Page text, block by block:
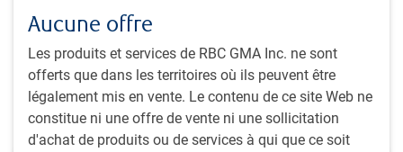
Aucune offre
Les produits et services de RBC GMA Inc. ne sont
offerts que dans les territoires où ils peuvent être
légalement mis en vente. Le contenu de ce site Web ne
constitue ni une offre de vente ni une sollicitation
d'achat de produits ou de services à qui que ce soit
M. Willock a travaillé à RBC Marchés des Capitaux en se
concentrant sur la recherche sur actions. Il a amorcé sa
carrière dans le secteur des placements en 1996.
Équipe